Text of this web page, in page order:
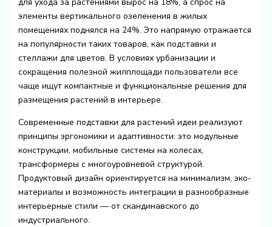
для ухода за растениями вырос на 18%, а спрос на
элементы вертикального озеленения в жилых
помещениях поднялся на 24%. Это напрямую отражается
на популярности таких товаров, как подставки и
стеллажи для цветов. В условиях урбанизации и
сокращения полезной жилплощади пользователи все
чаще ищут компактные и функциональные решения для
размещения растений в интерьере.
Современные подставки для растений идеи реализуют
принципы эргономики и адаптивности: это модульные
конструкции, мобильные системы на колесах,
трансформеры с многоуровневой структурой.
Продуктовый дизайн ориентируется на минимализм, эко-
материалы и возможность интеграции в разнообразные
интерьерные стили — от скандинавского до
индустриального.